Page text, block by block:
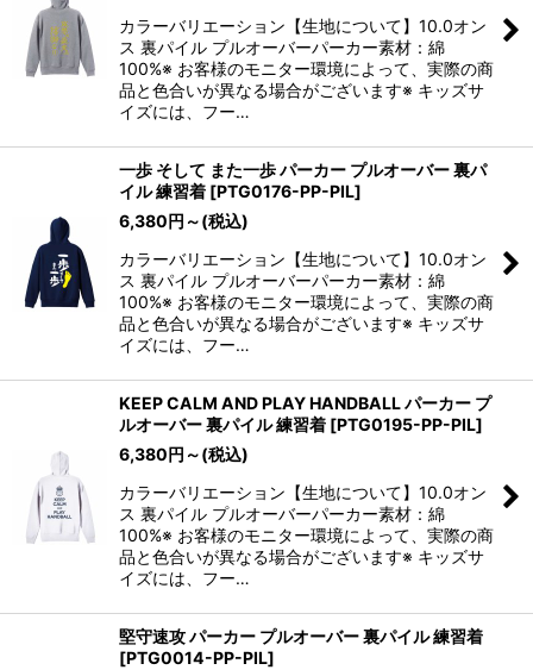
カラーバリエーション【生地について】10.0オン
ス 裏パイル プルオーバーパーカー素材：綿
100%※ お客様のモニター環境によって、実際の商
品と色合いが異なる場合がございます※ キッズサ
イズには、フー…
一歩 そして また一歩 パーカー プルオーバー 裏パ
イル 練習着 [PTG0176-PP-PIL]
6,380円 ～(税込)
カラーバリエーション【生地について】10.0オン
ス 裏パイル プルオーバーパーカー素材：綿
100%※ お客様のモニター環境によって、実際の商
品と色合いが異なる場合がございます※ キッズサ
イズには、フー…
KEEP CALM AND PLAY HANDBALL パーカー プ
ルオーバー 裏パイル 練習着 [PTG0195-PP-PIL]
6,380円 ～(税込)
カラーバリエーション【生地について】10.0オン
ス 裏パイル プルオーバーパーカー素材：綿
100%※ お客様のモニター環境によって、実際の商
品と色合いが異なる場合がございます※ キッズサ
イズには、フー…
堅守速攻 パーカー プルオーバー 裏パイル 練習着
[PTG0014-PP-PIL]